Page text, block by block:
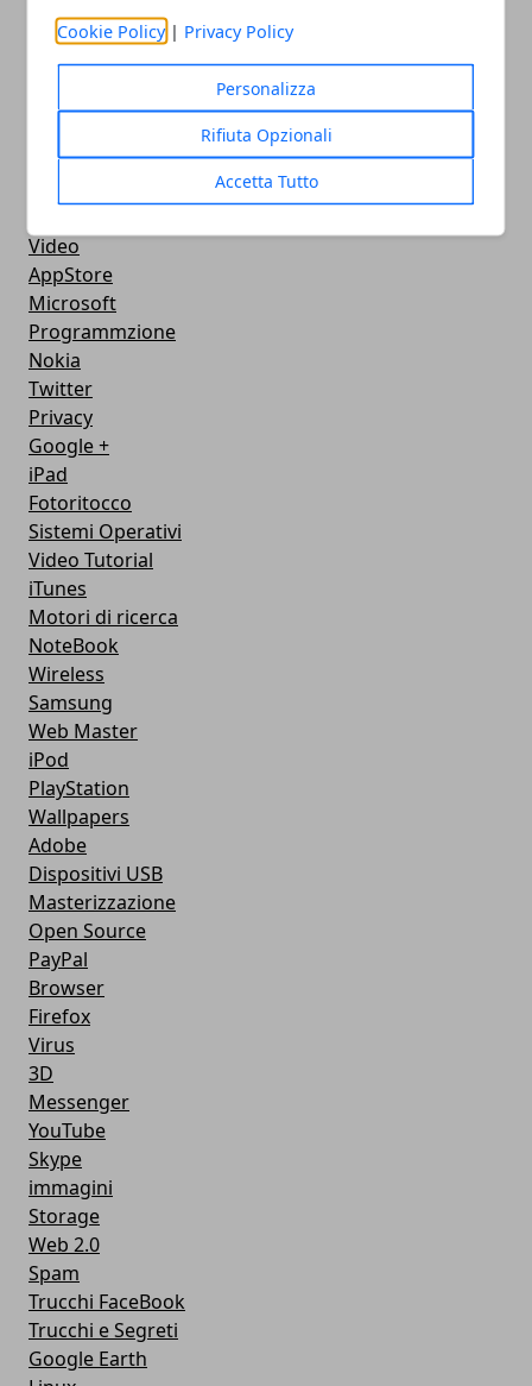
Cookie Policy | Privacy Policy
Personalizza
Rifiuta Opzionali
Accetta Tutto
Console
Hardware
Cellulari
Download
Adsl
Video
AppStore
Microsoft
Programmzione
Nokia
Twitter
Privacy
Google +
iPad
Fotoritocco
Sistemi Operativi
Video Tutorial
iTunes
Motori di ricerca
NoteBook
Wireless
Samsung
Web Master
iPod
PlayStation
Wallpapers
Adobe
Dispositivi USB
Masterizzazione
Open Source
PayPal
Browser
Firefox
Virus
3D
Messenger
YouTube
Skype
immagini
Storage
Web 2.0
Spam
Trucchi FaceBook
Trucchi e Segreti
Google Earth